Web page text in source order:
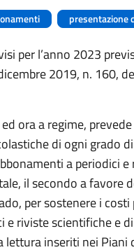
presentazione
per l’anno 2023
2019, n. 160,
ora a regime,
di ogni grado
a periodici
il secondo a favore
per sostenere i costi
riviste scientifiche e
inseriti nei Piani